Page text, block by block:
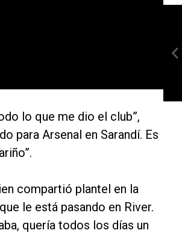
lo que me dio el club”,
para Arsenal en Sarandí. Es
compartió plantel en la
le está pasando en River.
quería todos los días un